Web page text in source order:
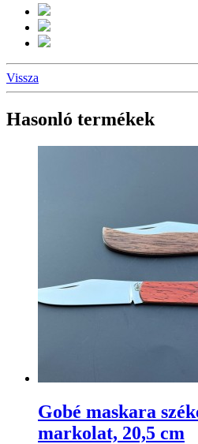
Vissza
Hasonló termékek
Gobé maskara
markolat, 20,5 cm